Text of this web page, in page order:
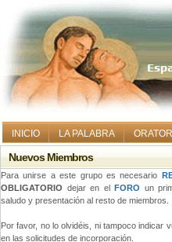
INICIO LA PALABRA
Nuevos Miembros
Para unirse a este grupo es necesario
OBLIGATORIO dejar en el FORO un
saludo y presentación al resto de miembros.
Por favor, no lo olvidéis, ni tampoco indicar
en las solicitudes de incorporación.